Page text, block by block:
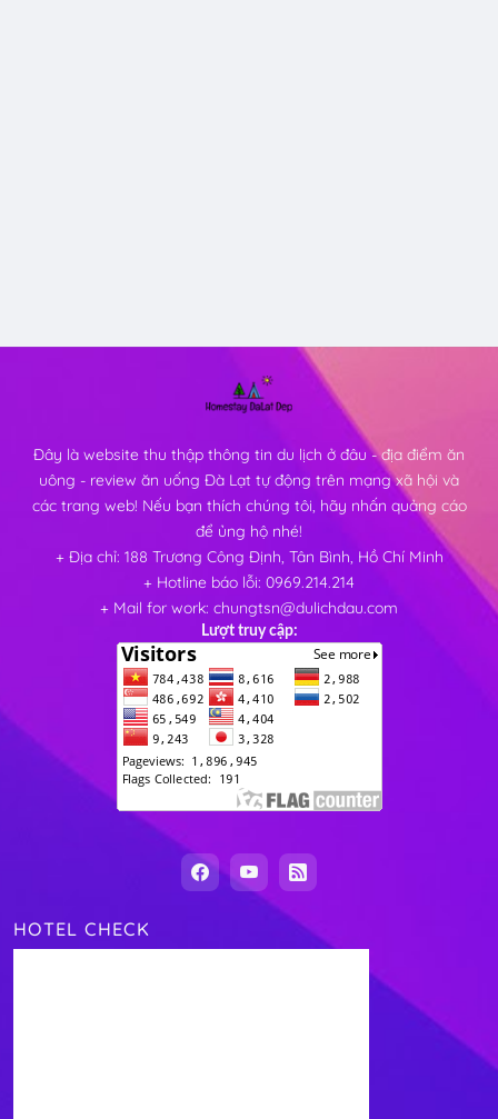
Đây là website thu thập thông tin du lịch ở đâu - địa điểm ăn
uông - review ăn uống Đà Lạt tự động trên mạng xã hội và
các trang web! Nếu bạn thích chúng tôi, hãy nhấn quảng cáo
để ủng hộ nhé!
+ Địa chỉ: 188 Trương Công Định, Tân Bình, Hồ Chí Minh
+ Hotline báo lỗi: 0969.214.214
+ Mail for work: chungtsn@dulichdau.com
Lượt truy cập:
HOTEL CHECK